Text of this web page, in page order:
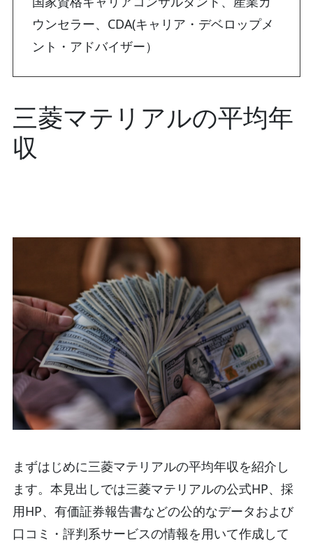
ウンセラー、CDA(キャリア・デベロップメ
ント・アドバイザー）
三菱マテリアルの平均年
収
まずはじめに三菱マテリアルの平均年収を紹介し
ます。本見出しでは三菱マテリアルの公式HP、採
用HP、有価証券報告書などの公的なデータおよび
口コミ・評判系サービスの情報を用いて作成して